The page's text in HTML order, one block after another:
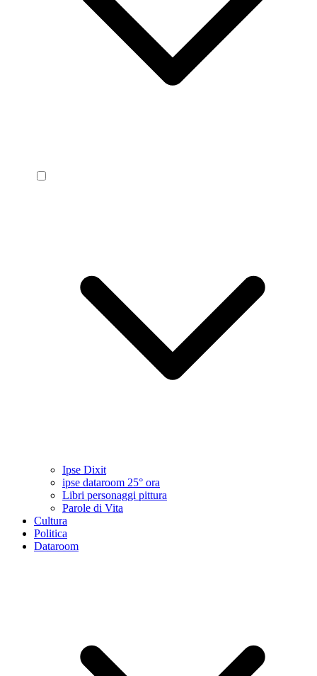
Ipse Dixit
ipse dataroom 25° ora
Libri personaggi pittura
Parole di Vita
Cultura
Politica
Dataroom